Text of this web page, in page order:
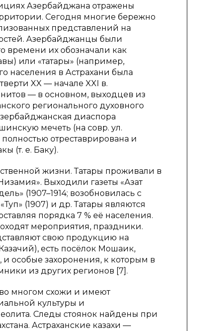
Азербайджана отражены
Сегодня многие бережно
представлений на
Азербайджанцы были
времени их обозначали как
или «татары» (например,
населения в Астрахани была
XX — начале XXI в.
— в основном, выходцев из
регионального духовного
диаспора
мечеть (на совр. ул.
отреставрирована и
(т. е. Баку).
жизни. Татары проживали в
Выходили газеты «Азат
(1907–1914; возобновилась с
(1907) и др. Татары являются
порядка 7 % её населения.
мероприятия, праздники.
свою продукцию на
есть посёлок Мошаик,
и особые захоронения, к которым в
из других регионов [7].
во многом схожи и имеют
культуры и
Следы стоянок найдены при
Астраханские казахи —